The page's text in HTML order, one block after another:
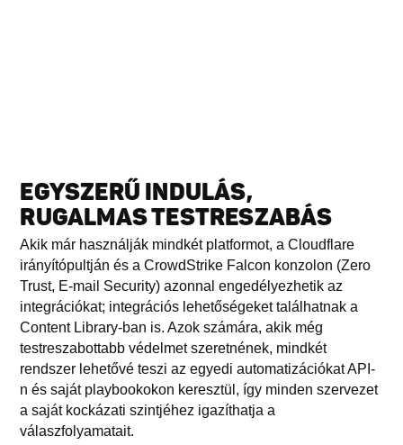
EGYSZERŰ INDULÁS,
RUGALMAS TESTRESZABÁS
Akik már használják mindkét platformot, a Cloudflare
irányítópultján és a CrowdStrike Falcon konzolon (Zero
Trust, E-mail Security) azonnal engedélyezhetik az
integrációkat; integrációs lehetőségeket találhatnak a
Content Library-ban is. Azok számára, akik még
testreszabottabb védelmet szeretnének, mindkét
rendszer lehetővé teszi az egyedi automatizációkat API-
n és saját playbookokon keresztül, így minden szervezet
a saját kockázati szintjéhez igazíthatja a
válaszfolyamatait.